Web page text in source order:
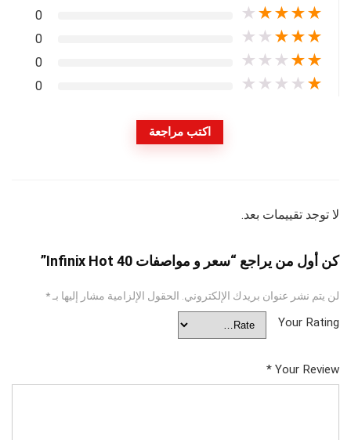
★
★
★
★
★
0
★
★
★
★
★
0
★
★
★
★
★
0
★
★
★
★
★
0
اكتب مراجعة
لا توجد تقييمات بعد.
كن أول من يراجع “سعر و مواصفات Infinix Hot 40”
لن يتم نشر عنوان بريدك الإلكتروني. الحقول الإلزامية مشار إليها بـ*
Your Rating
Your Review
*